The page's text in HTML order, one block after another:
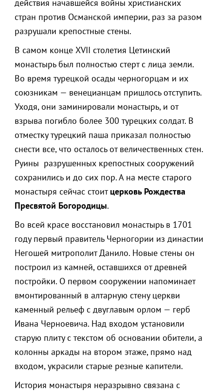
действия начавшейся войны христианских
стран против Османской империи, раз за разом
разрушали крепостные стены.
В самом конце XVII столетия Цетинский
монастырь был полностью стерт с лица земли.
Во время турецкой осады черногорцам и их
союзникам — венецианцам пришлось отступить.
Уходя, они заминировали монастырь, и от
взрыва погибло более 300 турецких солдат. В
отместку турецкий паша приказал полностью
снести все, что осталось от величественных стен.
Руины разрушенных крепостных сооружений
сохранились и до сих пор. А на месте старого
монастыря сейчас стоитцерковь Рождества
Пресвятой Богородицы.
Во всей красе восстановил монастырь в 1701
году первый правитель Черногории из династии
Негошей митрополит Данило. Новые стены он
построил из камней, оставшихся от древней
постройки. О первом сооружении напоминает
вмонтированный в алтарную стену церкви
каменный рельеф с двуглавым орлом — герб
Ивана Черноевича. Над входом установили
старую плиту с текстом об основании обители, а
колонны аркады на втором этаже, прямо над
входом, украсили старые резные капители.
История монастыря неразрывно связана с